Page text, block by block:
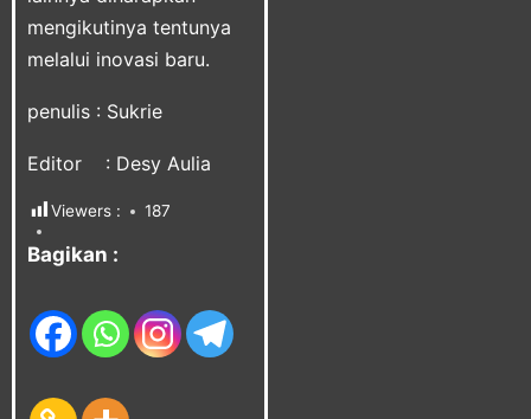
mengikutinya tentunya
melalui inovasi baru.
penulis : Sukrie
Editor : Desy Aulia
Viewers : 187
Bagikan :